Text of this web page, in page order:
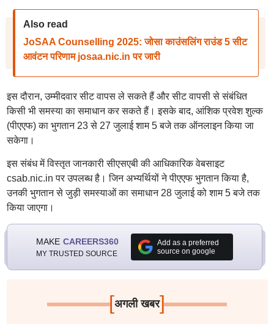
Also read
JoSAA Counselling 2025: जोसा काउंसलिंग राउंड 5 सीट
आवंटन परिणाम josaa.nic.in पर जारी
इस दौरान, उम्मीदवार सीट वापस ले सकते हैं और सीट वापसी से संबंधित
किसी भी समस्या का समाधान कर सकते हैं। इसके बाद, आंशिक प्रवेश शुल्क
(पीएएफ) का भुगतान 23 से 27 जुलाई शाम 5 बजे तक ऑनलाइन किया जा
सकेगा।
इस संबंध में विस्तृत जानकारी सीएसएबी की आधिकारिक वेबसाइट
csab.nic.in पर उपलब्ध है। जिन अभ्यर्थियों ने पीएएफ भुगतान किया है,
उनकी भुगतान से जुड़ी समस्याओं का समाधान 28 जुलाई को शाम 5 बजे तक
किया जाएगा।
MAKE CAREERS360
MY TRUSTED SOURCE
Add as a preferred
source on google
[अगली खबर]